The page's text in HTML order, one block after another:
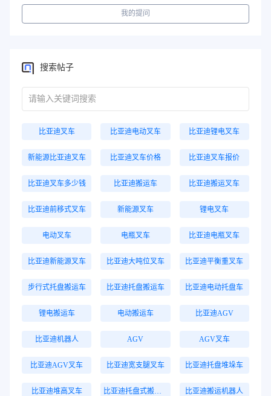
我的提问
搜索帖子
比亚迪叉车 比亚迪电动叉车 比亚迪锂电叉车
新能源比亚迪叉车 比亚迪叉车价格 比亚迪叉车报价
比亚迪叉车多少钱 比亚迪搬运车 比亚迪搬运叉车
比亚迪前移式叉车 新能源叉车 锂电叉车
电动叉车 电瓶叉车 比亚迪电瓶叉车
比亚迪新能源叉车 比亚迪大吨位叉车 比亚迪平衡重叉车
步行式托盘搬运车 比亚迪托盘搬运车 比亚迪电动托盘车
锂电搬运车 电动搬运车 比亚迪AGV
比亚迪机器人 AGV AGV叉车
比亚迪AGV叉车 比亚迪宽支腿叉车 比亚迪托盘堆垛车
比亚迪堆高叉车 比亚迪托盘式搬运机器人 比亚迪搬运机器人